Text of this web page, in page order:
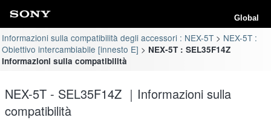
Global
Informazioni sulla compatibilità degli accessori : NEX-5T
NEX-5T :
Obiettivo intercambiabile [innesto E]
NEX-5T : SEL35F14Z
Informazioni sulla compatibilità
NEX-5T - SEL35F14Z ｜Informazioni sulla
compatibilità